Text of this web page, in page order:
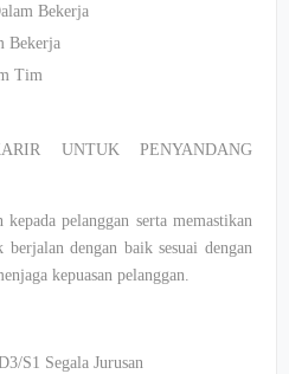
Bekerja
Bekerja
Tim
UNTUK PENYANDANG
pelanggan serta memastikan
dengan baik sesuai dengan
kepuasan pelanggan.
S1 Segala Jurusan